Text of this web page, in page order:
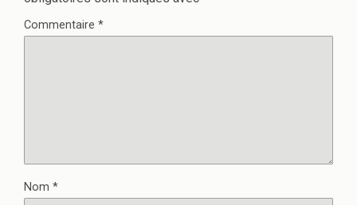
Commentaire *
Nom *